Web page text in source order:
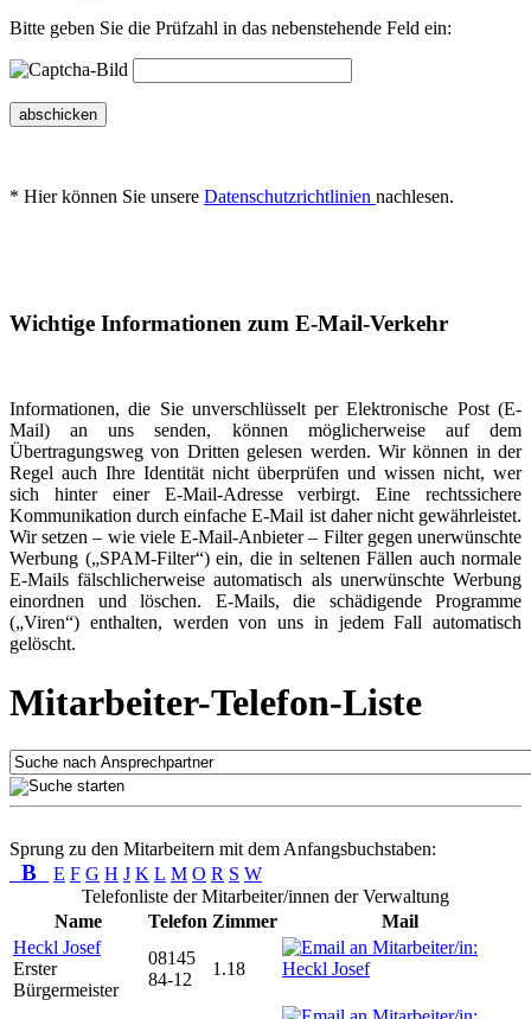
Bitte geben Sie die Prüfzahl in das nebenstehende Feld ein:
abschicken
* Hier können Sie unsere Datenschutzrichtlinien nachlesen.
Wichtige Informationen zum E-Mail-Verkehr
Informationen, die Sie unverschlüsselt per Elektronische Post (E-
Mail) an uns senden, können möglicherweise auf dem
Übertragungsweg von Dritten gelesen werden. Wir können in der
Regel auch Ihre Identität nicht überprüfen und wissen nicht, wer
sich hinter einer E-Mail-Adresse verbirgt. Eine rechtssichere
Kommunikation durch einfache E-Mail ist daher nicht gewährleistet.
Wir setzen – wie viele E-Mail-Anbieter – Filter gegen unerwünschte
Werbung („SPAM-Filter“) ein, die in seltenen Fällen auch normale
E-Mails fälschlicherweise automatisch als unerwünschte Werbung
einordnen und löschen. E-Mails, die schädigende Programme
(„Viren“) enthalten, werden von uns in jedem Fall automatisch
gelöscht.
Mitarbeiter-Telefon-Liste
Sprung zu den Mitarbeitern mit dem Anfangsbuchstaben:
B E F G H J K L M O R S W
Telefonliste der Mitarbeiter/innen der Verwaltung
Name
Telefon Zimmer
Mail
Heckl Josef
Erster
Bürgermeister
08145
84-12
1.18